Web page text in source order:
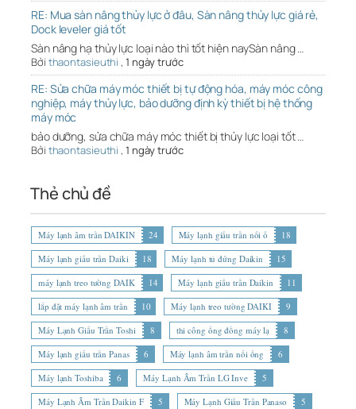
RE: Mua sàn nâng thủy lực ở đâu, Sàn nâng thủy lực giá rẻ,
Dock leveler giá tốt
Sàn nâng hạ thủy lực loại nào thì tốt hiện naySàn nâng …
Bởi thaontasieuthi , 1 ngày trước
RE: Sửa chữa máy móc thiết bị tự động hóa, máy móc công
nghiệp, máy thủy lực, bảo dưỡng định kỳ thiết bị hệ thống
máy móc
bảo dưỡng, sửa chữa máy móc thiết bị thủy lực loại tốt …
Bởi thaontasieuthi , 1 ngày trước
Thẻ chủ đề
Máy lạnh âm trần DAIKIN 24 Máy lạnh giấu trần nối ố
18
Máy lạnh giấu trần Daiki
18 Máy lạnh tủ đứng Daikin
15
máy lạnh treo tường DAIK
14 Máy lạnh giấu trần Daikin
11
lắp đặt máy lạnh âm trần
10 Máy lạnh treo tường DAIKI
9
Máy Lạnh Giấu Trần Toshi
8 thi công ống đồng máy lạ
8
Máy lạnh giấu trần Panas
6 Máy lạnh âm trần nối ống
6
Máy lạnh Toshiba
6 Máy Lạnh Âm Trần LG Inve
5
Máy Lạnh Âm Trần Daikin F
5 Máy Lạnh Giấu Trần Panaso
5